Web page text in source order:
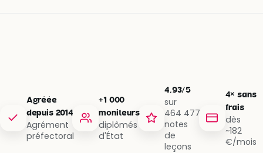
Agréée
depuis 2014
Agrément
préfectoral
+1 000
moniteurs
diplômés
d'État
4,93/5
sur
464 477
notes
de
leçons
4× sans
frais
dès
~182
€/mois